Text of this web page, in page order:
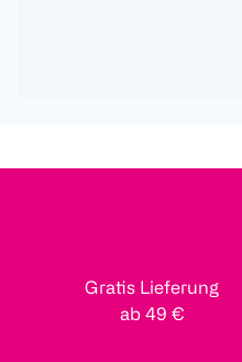
Gratis Lieferung
ab 49 €